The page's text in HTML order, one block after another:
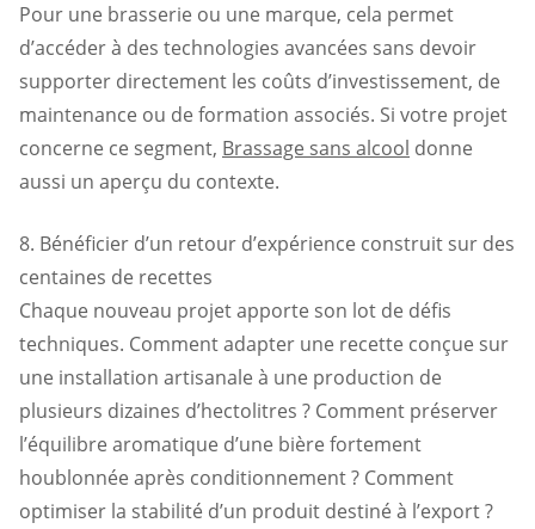
Pour une brasserie ou une marque, cela permet
d’accéder à des technologies avancées sans devoir
supporter directement les coûts d’investissement, de
maintenance ou de formation associés. Si votre projet
concerne ce segment, Brassage sans alcool donne
aussi un aperçu du contexte.
8. Bénéficier d’un retour d’expérience construit sur des
centaines de recettes
Chaque nouveau projet apporte son lot de défis
techniques. Comment adapter une recette conçue sur
une installation artisanale à une production de
plusieurs dizaines d’hectolitres ? Comment préserver
l’équilibre aromatique d’une bière fortement
houblonnée après conditionnement ? Comment
optimiser la stabilité d’un produit destiné à l’export ?